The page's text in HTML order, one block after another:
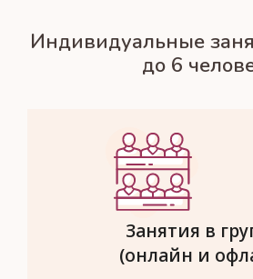
Индивидуальные
до 6
Занятия в
(онлайн и